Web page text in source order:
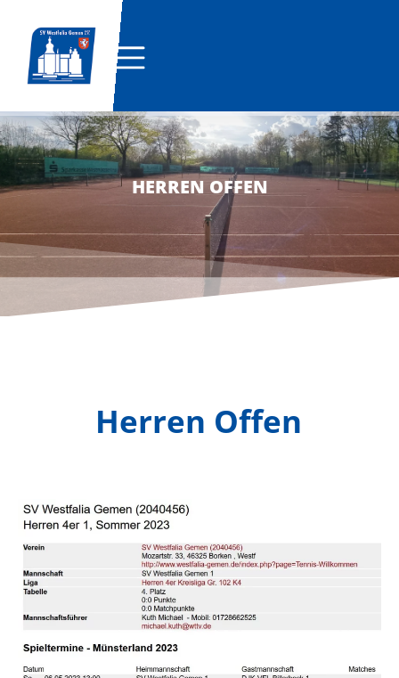
HERREN OFFEN
Herren Offen